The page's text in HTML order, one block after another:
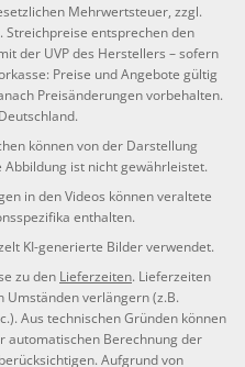
Mehrwertsteuer, zzgl.
Streichpreise entsprechen den
der UVP des Herstellers – sofern
Preise und Angebote gültig
Preisänderungen vorbehalten.
können von der Darstellung
ist nicht gewährleistet.
in den Videos können veraltete
enthalten.
KI-generierte Bilder verwendet.
zu den Lieferzeiten. Lieferzeiten
Umständen verlängern (z.B.
Aus technischen Gründen können
automatischen Berechnung der
Aufgrund von